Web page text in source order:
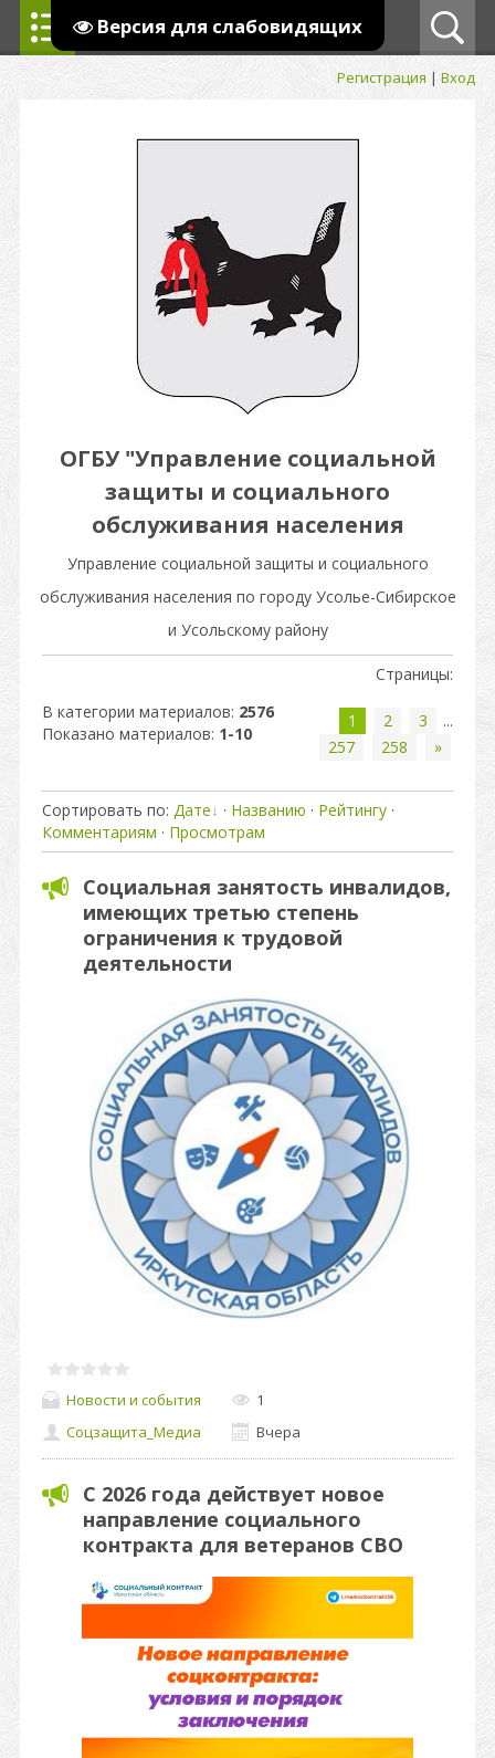
Версия для слабовидящих
Регистрация |Вход
ОГБУ "Управление социальной
защиты и социального
обслуживания населения
Управление социальной защиты и социального
обслуживания населения по городу Усолье-Сибирское
и Усольскому району
В категории материалов: 2576
Показано материалов: 1-10
Страницы:
1 2 3
...
257
258 »
Сортировать по: Дате · Названию · Рейтингу ·
Комментариям · Просмотрам
Социальная занятость инвалидов,
имеющих третью степень
ограничения к трудовой
деятельности
Новости и события
1
Соцзащита_Медиа
Вчера
С 2026 года действует новое
направление социального
контракта для ветеранов СВО